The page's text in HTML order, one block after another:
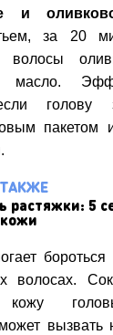
и
за 20
волосы
масло.
голову
пакетом
растяжки: 5
волосах.
кожу
вызвать